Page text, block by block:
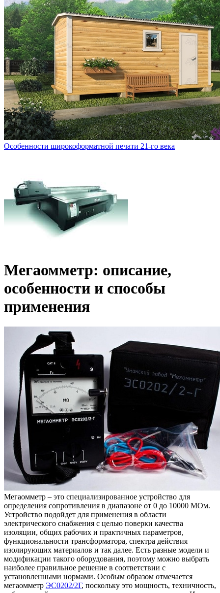
Особенности широкоформатной печати 21-го века
Мегаомметр: описание,
особенности и способы
применения
Мегаомметр – это специализированное устройство для
определения сопротивления в диапазоне от 0 до 10000 МОм.
Устройство подойдет для применения в области
электрического снабжения с целью поверки качества
изоляции, общих рабочих и практичных параметров,
функциональности трансформатора, спектра действия
изолирующих материалов и так далее. Есть разные модели и
модификации такого оборудования, поэтому можно выбрать
наиболее правильное решение в соответствии с
установленными нормами. Особым образом отмечается
мегаомметр ЭС0202/2Г, поскольку это мощность, техничность,